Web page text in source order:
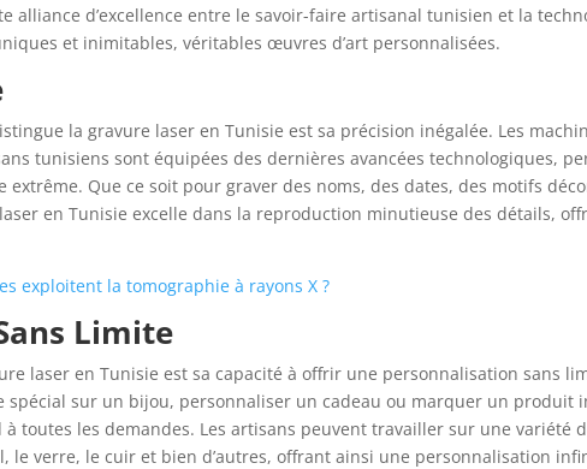
alliance d’excellence entre le savoir-faire artisanal tunisien et la
et inimitables, véritables œuvres d’art personnalisées.
la gravure laser en Tunisie est sa précision inégalée. Les
tunisiens sont équipées des dernières avancées technologiques,
extrême. Que ce soit pour graver des noms, des dates, des motifs
en Tunisie excelle dans la reproduction minutieuse des détails,
exploitent la tomographie à rayons X ?
Limite
laser en Tunisie est sa capacité à offrir une personnalisation sans
spécial sur un bijou, personnaliser un cadeau ou marquer un produit
toutes les demandes. Les artisans peuvent travailler sur une variété
le verre, le cuir et bien d’autres, offrant ainsi une personnalisation